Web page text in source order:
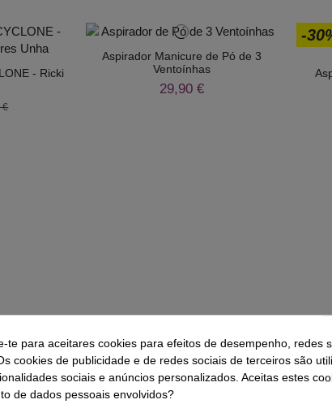
- Ricki
€
Aspirador Manicure de Pó de 3
Ventoínhas
29,90 €
Comprar
-
te para aceitares cookies para efeitos de desempenho, redes
cookies de publicidade e de redes sociais de terceiros são
sociais e anúncios personalizados. Aceitas estes
de dados pessoais envolvidos?